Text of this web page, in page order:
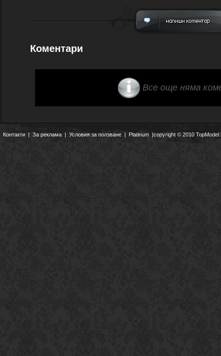
Коментари
Все още няма
Контакти|За реклама | Условия за ползване | Platinum |copyright © 2010